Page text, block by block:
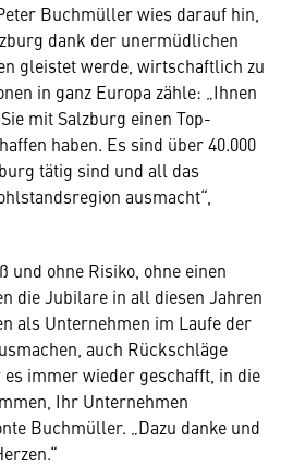
Buchmüller wies darauf hin,
dank der unermüdlichen
gleistet werde, wirtschaftlich zu
in ganz Europa zähle: „Ihnen
mit Salzburg einen Top-
haben. Es sind über 40.000
tätig sind und all das
ausmacht“,
und ohne Risiko, ohne einen
die Jubilare in all diesen Jahren
als Unternehmen im Laufe der
auch Rückschläge
immer wieder geschafft, in die
Ihr Unternehmen
Buchmüller. „Dazu danke und